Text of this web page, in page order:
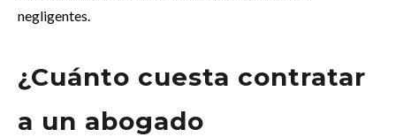
negligentes.
¿Cuánto cuesta contratar
a un abogado